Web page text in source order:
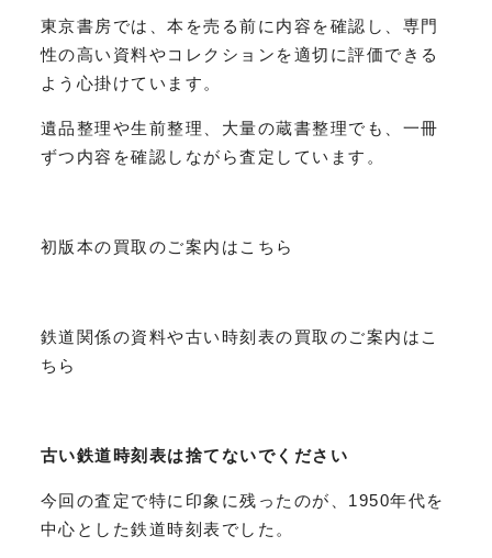
東京書房では、本を売る前に内容を確認し、専門
性の高い資料やコレクションを適切に評価できる
よう心掛けています。
遺品整理や生前整理、大量の蔵書整理でも、一冊
ずつ内容を確認しながら査定しています。
初版本の買取のご案内はこちら
鉄道関係の資料や古い時刻表の買取のご案内はこ
ちら
古い鉄道時刻表は捨てないでください
今回の査定で特に印象に残ったのが、1950年代を
中心とした鉄道時刻表でした。